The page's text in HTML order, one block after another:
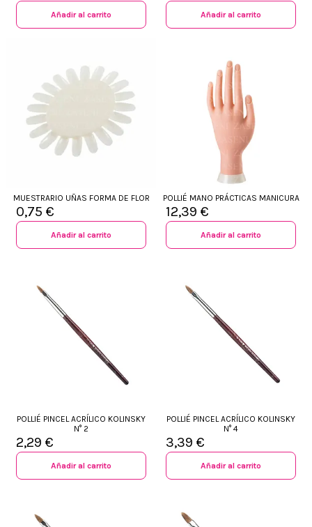
Añadir al carrito Añadir al carrito
MUESTRARIO UÑAS FORMA DE FLOR
0,75 €
Añadir al carrito
POLLIÉ MANO PRÁCTICAS MANICURA
12,39 €
Añadir al carrito
POLLIÉ PINCEL ACRÍLICO KOLINSKY
N° 2
2,29 €
Añadir al carrito
POLLIÉ PINCEL ACRÍLICO KOLINSKY
N° 4
3,39 €
Añadir al carrito